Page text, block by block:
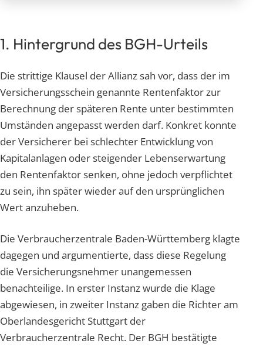
1. Hintergrund des BGH-Urteils
Die strittige Klausel der Allianz sah vor, dass der im
Versicherungsschein genannte Rentenfaktor zur
Berechnung der späteren Rente unter bestimmten
Umständen angepasst werden darf. Konkret konnte
der Versicherer bei schlechter Entwicklung von
Kapitalanlagen oder steigender Lebenserwartung
den Rentenfaktor senken, ohne jedoch verpflichtet
zu sein, ihn später wieder auf den ursprünglichen
Wert anzuheben.
Die Verbraucherzentrale Baden-Württemberg klagte
dagegen und argumentierte, dass diese Regelung
die Versicherungsnehmer unangemessen
benachteilige. In erster Instanz wurde die Klage
abgewiesen, in zweiter Instanz gaben die Richter am
Oberlandesgericht Stuttgart der
Verbraucherzentrale Recht. Der BGH bestätigte